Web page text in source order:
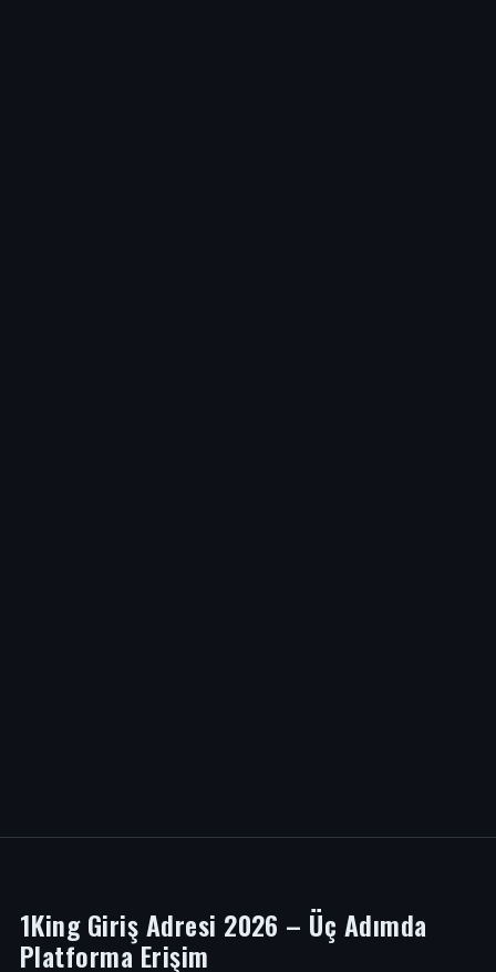
1King Giriş Adresi 2026 – Üç Adımda
Platforma Erişim